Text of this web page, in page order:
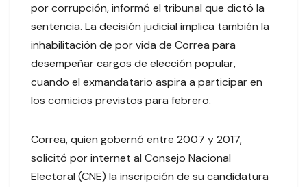
por corrupción, informó el tribunal que dictó la
sentencia. La decisión judicial implica también la
inhabilitación de por vida de Correa para
desempeñar cargos de elección popular,
cuando el exmandatario aspira a participar en
los comicios previstos para febrero.
Correa, quien gobernó entre 2007 y 2017,
solicitó por internet al Consejo Nacional
Electoral (CNE) la inscripción de su candidatura